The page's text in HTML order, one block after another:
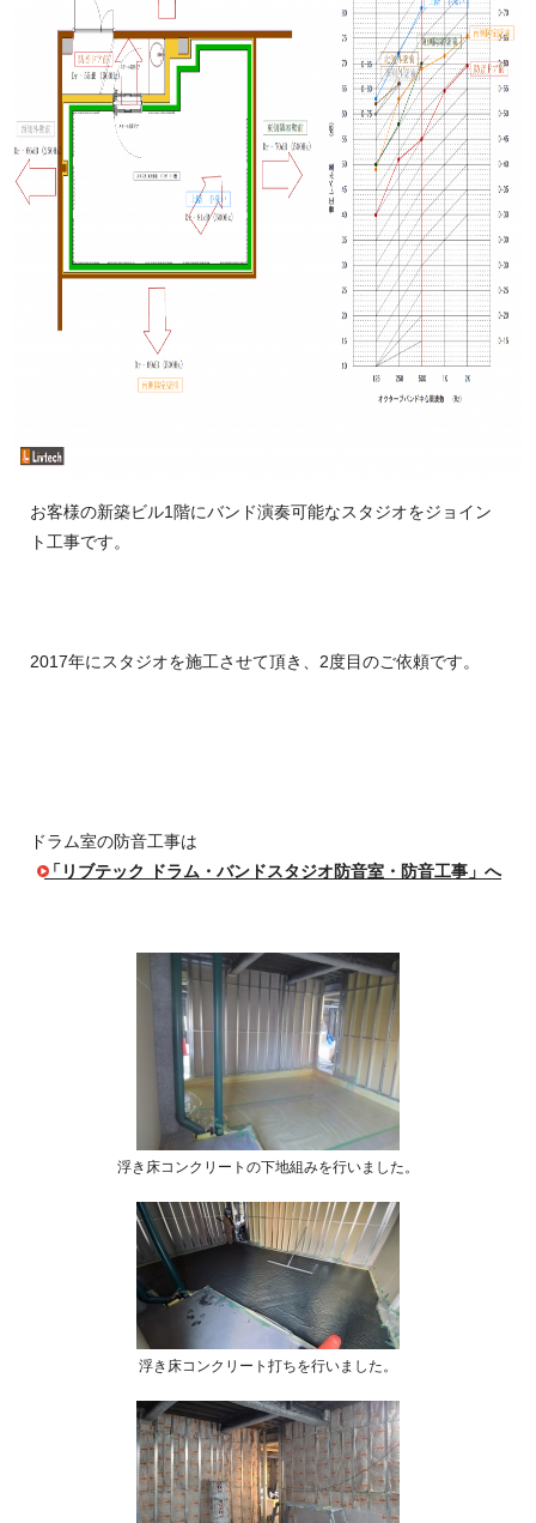
お客様の新築ビル1階にバンド演奏可能なスタジオをジョイン
ト工事です。
2017年にスタジオを施工させて頂き、2度目のご依頼です。
ドラム室の防音工事は
「リブテック ドラム・バンドスタジオ防音室・防音工事」へ
浮き床コンクリートの下地組みを行いました。
浮き床コンクリート打ちを行いました。